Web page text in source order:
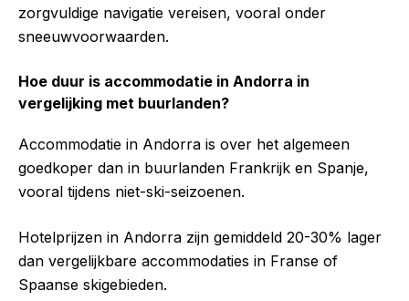
zorgvuldige navigatie vereisen, vooral onder
sneeuwvoorwaarden.
Hoe duur is accommodatie in Andorra in
vergelijking met buurlanden?
Accommodatie in Andorra is over het algemeen
goedkoper dan in buurlanden Frankrijk en Spanje,
vooral tijdens niet-ski-seizoenen.
Hotelprijzen in Andorra zijn gemiddeld 20-30% lager
dan vergelijkbare accommodaties in Franse of
Spaanse skigebieden.